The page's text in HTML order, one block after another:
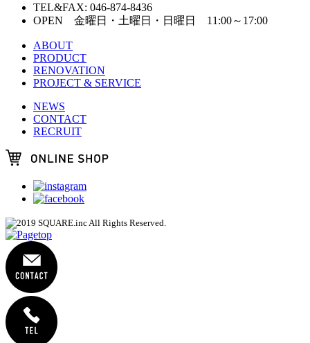
TEL&FAX: 046-874-8436
OPEN 金曜日・土曜日・日曜日 11:00～17:00
ABOUT
PRODUCT
RENOVATION
PROJECT & SERVICE
NEWS
CONTACT
RECRUIT